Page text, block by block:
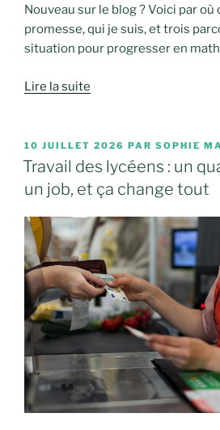
Nouveau sur le blog ? Voici par où
promesse, qui je suis, et trois
situation pour progresser en
Lire la suite
PUBLIÉ
LE
10 JUILLET 2026 PAR SOPHIE
Travail des lycéens : un
un job, et ça change tout